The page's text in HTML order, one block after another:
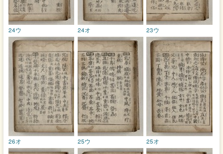
23ウ
24オ
24ウ
25オ
25ウ
26オ